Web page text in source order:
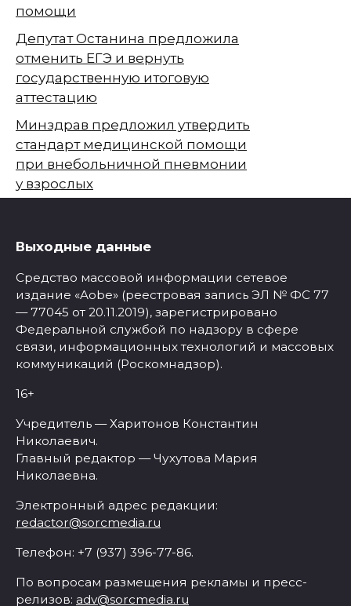
помощи
Депутат Останина предложила
отменить ЕГЭ и вернуть
государственную итоговую
аттестацию
Минздрав предложил утвердить
стандарт медицинской помощи
при внебольничной пневмонии
у взрослых
Выходные данные
Средство массовой информации сетевое
издание «Aobe» (реестровая запись ЭЛ № ФС 77
— 77045 от 20.11.2019), зарегистрировано
Федеральной службой по надзору в сфере
связи, информационных технологий и массовых
коммуникаций (Роскомнадзор).
16+
Учредитель — Харитонов Константин
Николаевич.
Главный редактор — Чухутова Мария
Николаевна.
Электронный адрес редакции:
redactor@sorcmedia.ru
Телефон: +7 (937) 396-77-86.
По вопросам размещения рекламы и пресс-
релизов: adv@sorcmedia.ru